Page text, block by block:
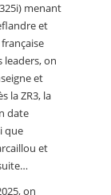
menant
et
leaders, on
et
la ZR3, la
date
que
et
on